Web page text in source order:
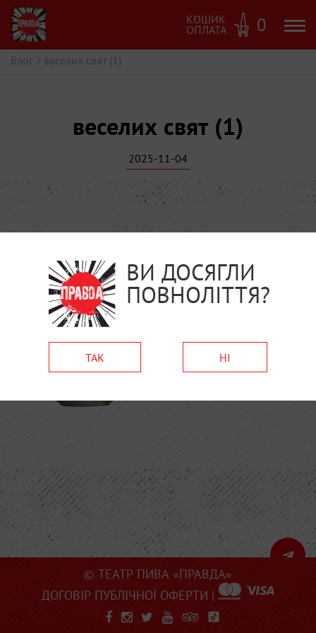
КОШИК
ОПЛАТА 0
Блог > веселих свят (1)
веселих свят (1)
2025-11-04
© ТЕАТР ПИВА «ПРАВДА»
ДОГОВІР ПУБЛІЧНОЇ ОФЕРТИ |
ВИ ДОСЯГЛИ
ПОВНОЛІТТЯ?
ТАК НІ